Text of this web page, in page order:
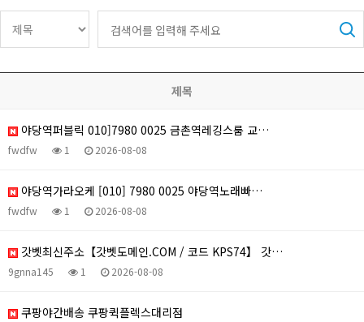
제목
야당역퍼블릭 010]7980 0025 금촌역레깅스룸 교…
fwdfw 1 2026-08-08
야당역가라오케 [010] 7980 0025 야당역노래빠…
fwdfw 1 2026-08-08
갓벳최신주소【갓벳도메인.COM / 코드 KPS74】 갓…
9gnna145 1 2026-08-08
쿠팡야간배송 쿠팡퀵플렉스대리점